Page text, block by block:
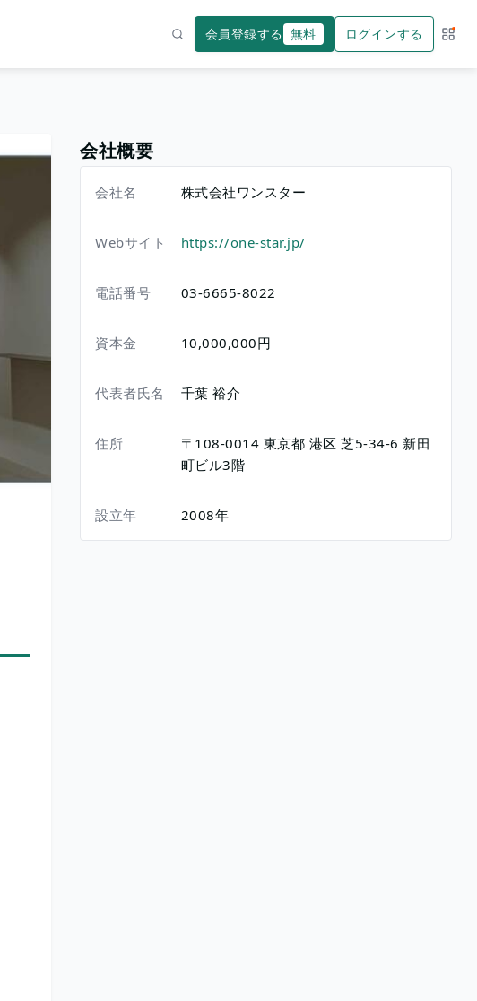
会員登録する 無料 ログインする サー
会社概要
会社名 株式会社ワンスター
Webサイト https://one-star.jp/
電話番号 03-6665-8022
資本金 10,000,000円
代表者氏名 千葉 裕介
住所 〒108-0014 東京都 港区 芝5-34-6 新田
町ビル3階
設立年 2008年